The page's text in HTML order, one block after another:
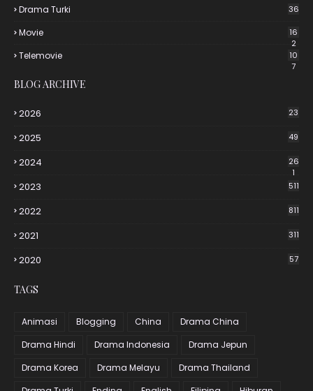
Drama Turki 36
Movie
16
2
Telemovie
10
7
BLOG ARCHIVE
2026 23
2025 49
2024
26
1
2023 511
2022 811
2021 311
2020 57
TAGS
Animasi Blogging China
Drama China
Drama Hindi
Drama Indonesia
Drama Jepun
Drama Korea
Drama Melayu
Drama Thailand